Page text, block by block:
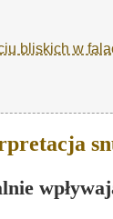
bliskich w